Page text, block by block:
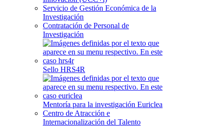
Servicio de Gestión Económica de la
Investigación
Contratación de Personal de
Investigación
Sello HRS4R
Mentoría para la investigación Euriclea
Centro de Atracción e
Internacionalización del Talento